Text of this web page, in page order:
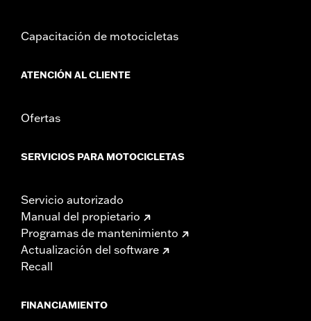
Capacitación de motocicletas
ATENCIÓN AL CLIENTE
Ofertas
SERVICIOS PARA MOTOCICLETAS
Servicio autorizado
Manual del propietario
Programas de mantenimiento
Actualización del software
Recall
FINANCIAMIENTO